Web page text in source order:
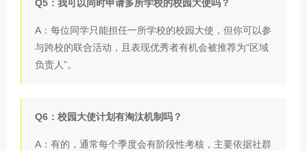
Q5：我可以同时申请多所学校的校园大使吗？
A：每位同学只能担任一所学校的校园大使，但你可以参
与跨校的联合活动，且表现优秀者有机会被推荐为“区域
负责人”。
Q6：校园大使计划有淘汰机制吗？
A：有的，通常每个季度会有阶段性考核，主要依据社群